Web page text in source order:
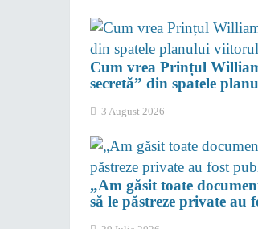
Cum vrea Prințul
secretă” din spatele
3 August 2026
„Am găsit toate
să le păstreze private au